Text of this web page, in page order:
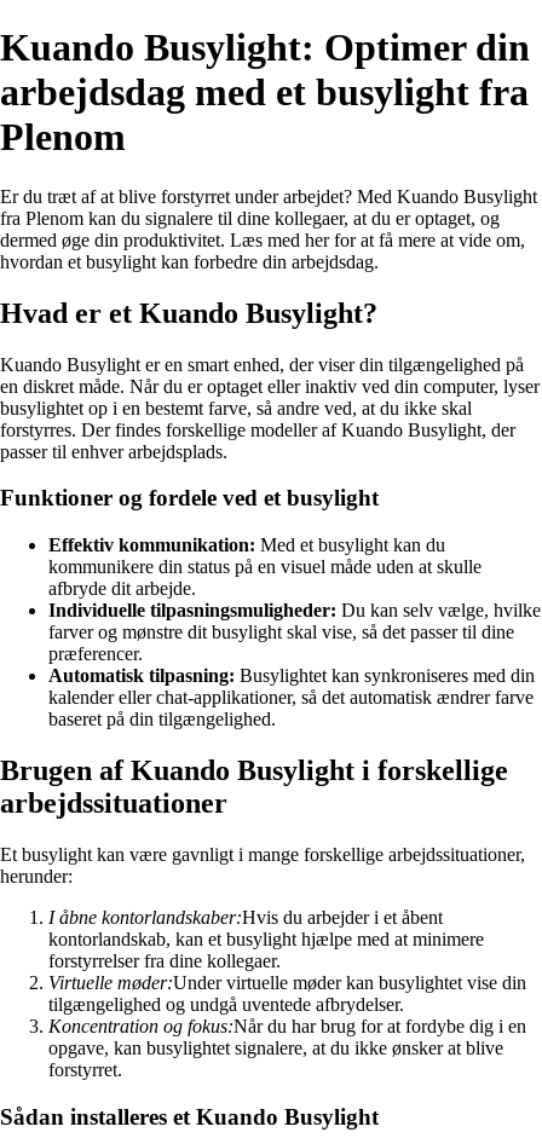
Kuando Busylight: Optimer din
arbejdsdag med et busylight fra
Plenom
Er du træt af at blive forstyrret under arbejdet? Med Kuando Busylight
fra Plenom kan du signalere til dine kollegaer, at du er optaget, og
dermed øge din produktivitet. Læs med her for at få mere at vide om,
hvordan et busylight kan forbedre din arbejdsdag.
Hvad er et Kuando Busylight?
Kuando Busylight er en smart enhed, der viser din tilgængelighed på
en diskret måde. Når du er optaget eller inaktiv ved din computer, lyser
busylightet op i en bestemt farve, så andre ved, at du ikke skal
forstyrres. Der findes forskellige modeller af Kuando Busylight, der
passer til enhver arbejdsplads.
Funktioner og fordele ved et busylight
Effektiv kommunikation: Med et busylight kan du
kommunikere din status på en visuel måde uden at skulle
afbryde dit arbejde.
Individuelle tilpasningsmuligheder: Du kan selv vælge, hvilke
farver og mønstre dit busylight skal vise, så det passer til dine
præferencer.
Automatisk tilpasning: Busylightet kan synkroniseres med din
kalender eller chat-applikationer, så det automatisk ændrer farve
baseret på din tilgængelighed.
Brugen af Kuando Busylight i forskellige
arbejdssituationer
Et busylight kan være gavnligt i mange forskellige arbejdssituationer,
herunder:
I åbne kontorlandskaber:Hvis du arbejder i et åbent
kontorlandskab, kan et busylight hjælpe med at minimere
forstyrrelser fra dine kollegaer.
Virtuelle møder:Under virtuelle møder kan busylightet vise din
tilgængelighed og undgå uventede afbrydelser.
Koncentration og fokus:Når du har brug for at fordybe dig i en
opgave, kan busylightet signalere, at du ikke ønsker at blive
forstyrret.
Sådan installeres et Kuando Busylight